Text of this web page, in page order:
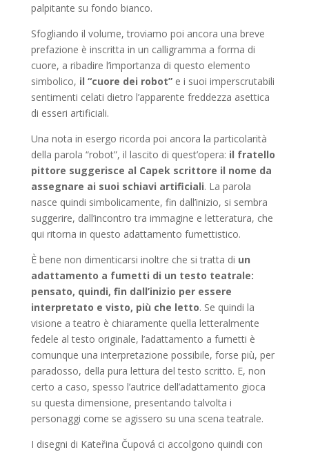
palpitante su fondo bianco.
Sfogliando il volume, troviamo poi ancora una breve
prefazione è inscritta in un calligramma a forma di
cuore, a ribadire l’importanza di questo elemento
simbolico, il “cuore dei robot”e i suoi imperscrutabili
sentimenti celati dietro l’apparente freddezza asettica
di esseri artificiali.
Una nota in esergo ricorda poi ancora la particolarità
della parola “robot”, il lascito di quest’opera: il fratello
pittore suggerisce al Capek scrittore il nome da
assegnare ai suoi schiavi artificiali. La parola
nasce quindi simbolicamente, fin dall’inizio, si sembra
suggerire, dall’incontro tra immagine e letteratura, che
qui ritorna in questo adattamento fumettistico.
È bene non dimenticarsi inoltre che si tratta di un
adattamento a fumetti di un testo teatrale:
pensato, quindi, fin dall’inizio per essere
interpretato e visto, più che letto. Se quindi la
visione a teatro è chiaramente quella letteralmente
fedele al testo originale, l’adattamento a fumetti è
comunque una interpretazione possibile, forse più, per
paradosso, della pura lettura del testo scritto. E, non
certo a caso, spesso l’autrice dell’adattamento gioca
su questa dimensione, presentando talvolta i
personaggi come se agissero su una scena teatrale.
I disegni di Kateřina Čupová ci accolgono quindi con